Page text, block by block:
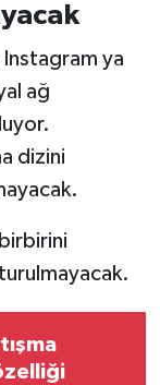
Instagram ya
ağ
dizini
birbirini